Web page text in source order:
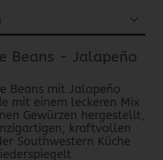
Beans - Jalapeño
Beans mit Jalapeño
mit einem leckeren Mix
Gewürzen hergestellt,
kraftvollen
Southwestern Küche